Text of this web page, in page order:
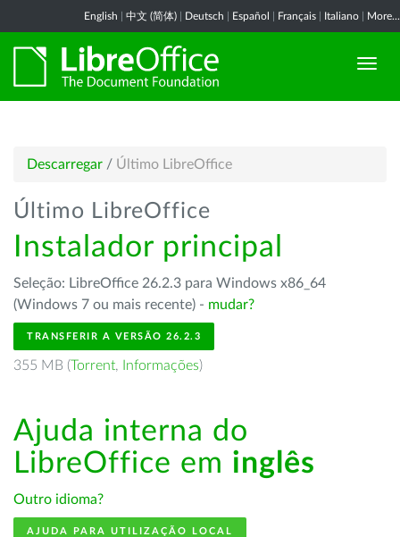
English 中文 (简体) Deutsch Español Français Italiano More...
Descarregar / Último LibreOffice
Último LibreOffice
Instalador principal
Seleção: LibreOffice 26.2.3 para Windows x86_64
(Windows 7 ou mais recente) - mudar?
TRANSFERIR A VERSÃO 26.2.3
355 MB (Torrent, Informações)
Ajuda interna do
LibreOffice em inglês
Outro idioma?
AJUDA PARA UTILIZAÇÃO LOCAL